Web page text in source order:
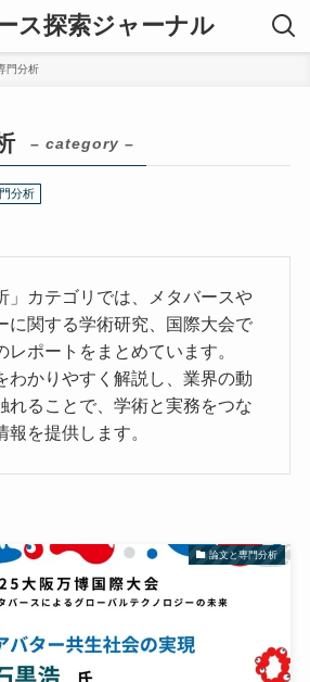
ス探索ジャーナル
門分析
– category –
分析
」カテゴリでは、メタバースや
に関する学術研究、国際大会で
ポートをまとめています。
わかりやすく解説し、業界の動
れることで、学術と実務をつな
報を提供します。
論文と専門分析